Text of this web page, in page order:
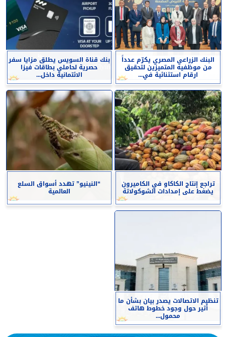
البنك الزراعي المصري يكرّم عدداً
من موظفيه المتميزين لتحقيق
ارقام استثنائية في...
بنك قناة السويس يطلق مزايا سفر
حصرية لحاملي بطاقات فيزا
الائتمانية داخل...
تراجع إنتاج الكاكاو في الكاميرون
يضغط على إمدادات الشوكولاتة
“النينيو” تهدد أسواق السلع
العالمية
تنظيم الاتصالات يصدر بيان بشأن ما
أثير حول وجود خطوط هاتف
محمول...